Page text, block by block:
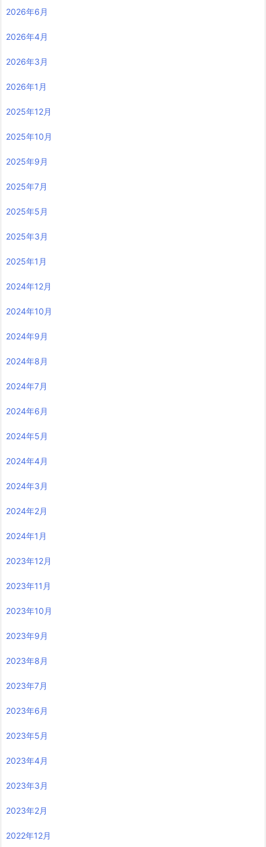
2026年6月
2026年4月
2026年3月
2026年1月
2025年12月
2025年10月
2025年9月
2025年7月
2025年5月
2025年3月
2025年1月
2024年12月
2024年10月
2024年9月
2024年8月
2024年7月
2024年6月
2024年5月
2024年4月
2024年3月
2024年2月
2024年1月
2023年12月
2023年11月
2023年10月
2023年9月
2023年8月
2023年7月
2023年6月
2023年5月
2023年4月
2023年3月
2023年2月
2022年12月